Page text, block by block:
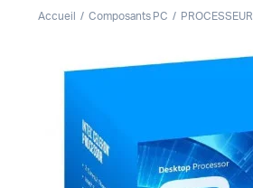
Accueil Composants PC PROCESSEUR